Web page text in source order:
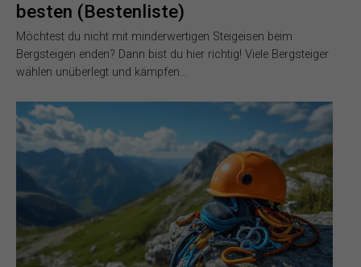
besten (Bestenliste)
Möchtest du nicht mit minderwertigen Steigeisen beim
Bergsteigen enden? Dann bist du hier richtig! Viele Bergsteiger
wählen unüberlegt und kämpfen…